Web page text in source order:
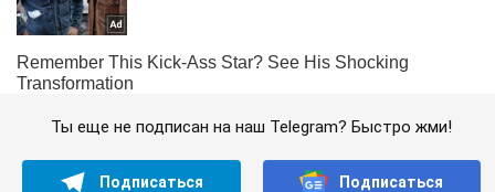
Ты еще не подписан на наш Telegram? Быстро жми!
Подписаться Подписаться